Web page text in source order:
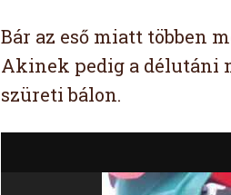
Bár az eső miatt többen
Akinek pedig a délutáni
szüreti bálon.